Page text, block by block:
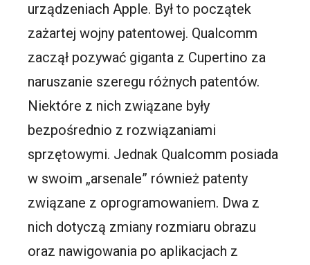
urządzeniach Apple. Był to początek
zażartej wojny patentowej. Qualcomm
zaczął pozywać giganta z Cupertino za
naruszanie szeregu różnych patentów.
Niektóre z nich związane były
bezpośrednio z rozwiązaniami
sprzętowymi. Jednak Qualcomm posiada
w swoim „arsenale” również patenty
związane z oprogramowaniem. Dwa z
nich dotyczą zmiany rozmiaru obrazu
oraz nawigowania po aplikacjach z